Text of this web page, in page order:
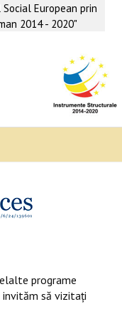
European prin
2014 - 2020"
programe
invităm să vizitaţi